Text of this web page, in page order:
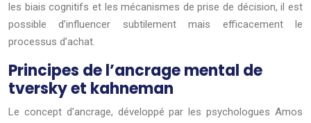
les biais cognitifs et les mécanismes de prise de décision, il est
possible d’influencer subtilement mais efficacement le
processus d’achat.
Principes de l’ancrage mental de
tversky et kahneman
Le concept d’ancrage, développé par les psychologues Amos